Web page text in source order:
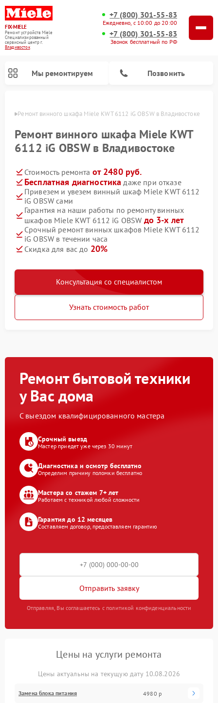
FIX-MIELE
Ремонт устройств Miele
Специализированный
cервисный центр г.
Владивосток
+7 (800) 301-55-83
Ежедневно, с 10:00 до 20:00
+7 (800) 301-55-83
Звонок бесплатный по РФ
Мы ремонтируем Позвонить
Ремонт винного шкафа Miele KWT 6112 iG OBSW в Владивостоке
Ремонт винного шкафа Miele KWT
6112 iG OBSW в Владивостоке
Стоимость ремонта от 2480 руб.
Бесплатная диагностика даже при отказе
Привезем и увезем винный шкаф Miele KWT 6112
iG OBSW сами
Гарантия на наши работы по ремонту винных
шкафов Miele KWT 6112 iG OBSW до 3-х лет
Срочный ремонт винных шкафов Miele KWT 6112
iG OBSW в течении часа
Скидка для вас до 20%
Консультация со специалистом
Узнать стоимость работ
Ремонт бытовой техники
у Вас дома
С выездом квалифицированного мастера
Срочный выезд
Мастер приедет уже через 30 минут
Диагностика и осмотр бесплатно
Определим причину поломки бесплатно
Мастера со стажем 7+ лет
Работаем с техникой любой сложности
Гарантия до 12 месяцев
Составляем договор, предоставляем гарантию
Отправить заявку
Отправляя, Вы соглашаетесь с политикой конфиденциальности
Цены на услуги ремонта
Цены актуальны на текущую дату 10.08.2026
Замена блока питания 4980 р